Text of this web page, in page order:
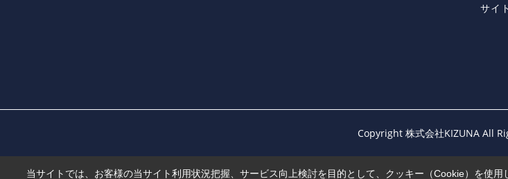
サイ
Copyright 株式会社KIZUNA All
当サイトでは、お客様の当サイト利用状況把握、サービス向上検討を目的として、クッキー（Cookie）を使用